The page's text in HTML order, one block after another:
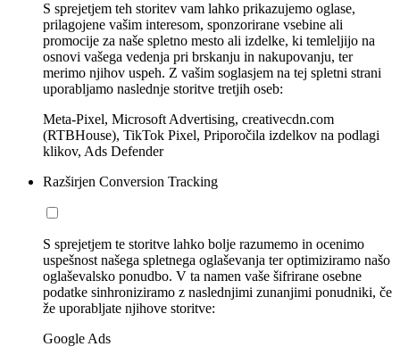
S sprejetjem teh storitev vam lahko prikazujemo oglase,
prilagojene vašim interesom, sponzorirane vsebine ali
promocije za naše spletno mesto ali izdelke, ki temleljijo na
osnovi vašega vedenja pri brskanju in nakupovanju, ter
merimo njihov uspeh. Z vašim soglasjem na tej spletni strani
uporabljamo naslednje storitve tretjih oseb:
Meta-Pixel, Microsoft Advertising, creativecdn.com
(RTBHouse), TikTok Pixel, Priporočila izdelkov na podlagi
klikov, Ads Defender
Razširjen Conversion Tracking
S sprejetjem te storitve lahko bolje razumemo in ocenimo
uspešnost našega spletnega oglaševanja ter optimiziramo našo
oglaševalsko ponudbo. V ta namen vaše šifrirane osebne
podatke sinhroniziramo z naslednjimi zunanjimi ponudniki, če
že uporabljate njihove storitve:
Google Ads